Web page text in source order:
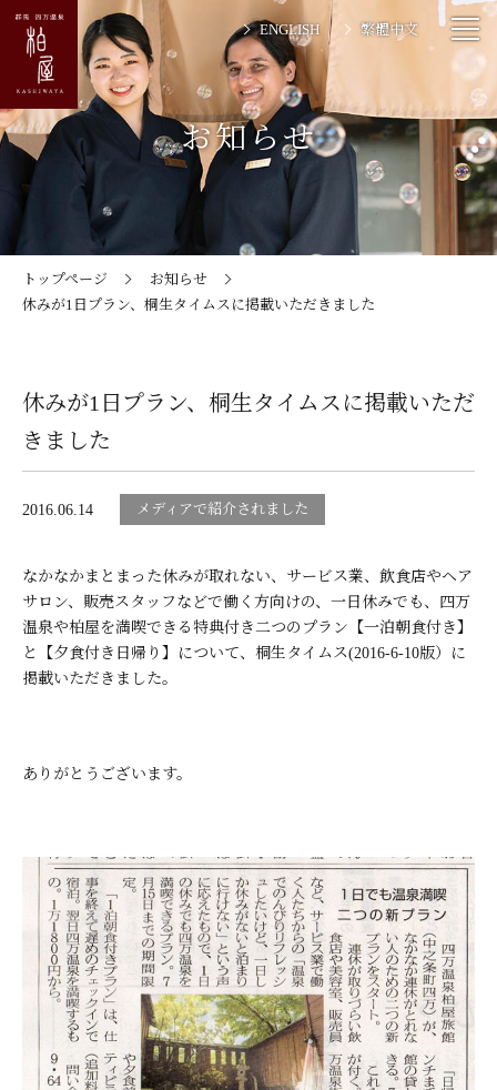
ENGLISH 繁體中文
お知らせ
トップページ
お知らせ
休みが1日プラン、桐生タイムスに掲載いただきました
休みが1日プラン、桐生タイムスに掲載いただ
きました
2016.06.14 メディアで紹介されました
なかなかまとまった休みが取れない、サービス業、飲食店やヘア
サロン、販売スタッフなどで働く方向けの、一日休みでも、四万
温泉や柏屋を満喫できる特典付き二つのプラン【一泊朝食付き】
と【夕食付き日帰り】
について、桐生タイムス(2016-6-10版）に
掲載いただきました。
ありがとうございます。